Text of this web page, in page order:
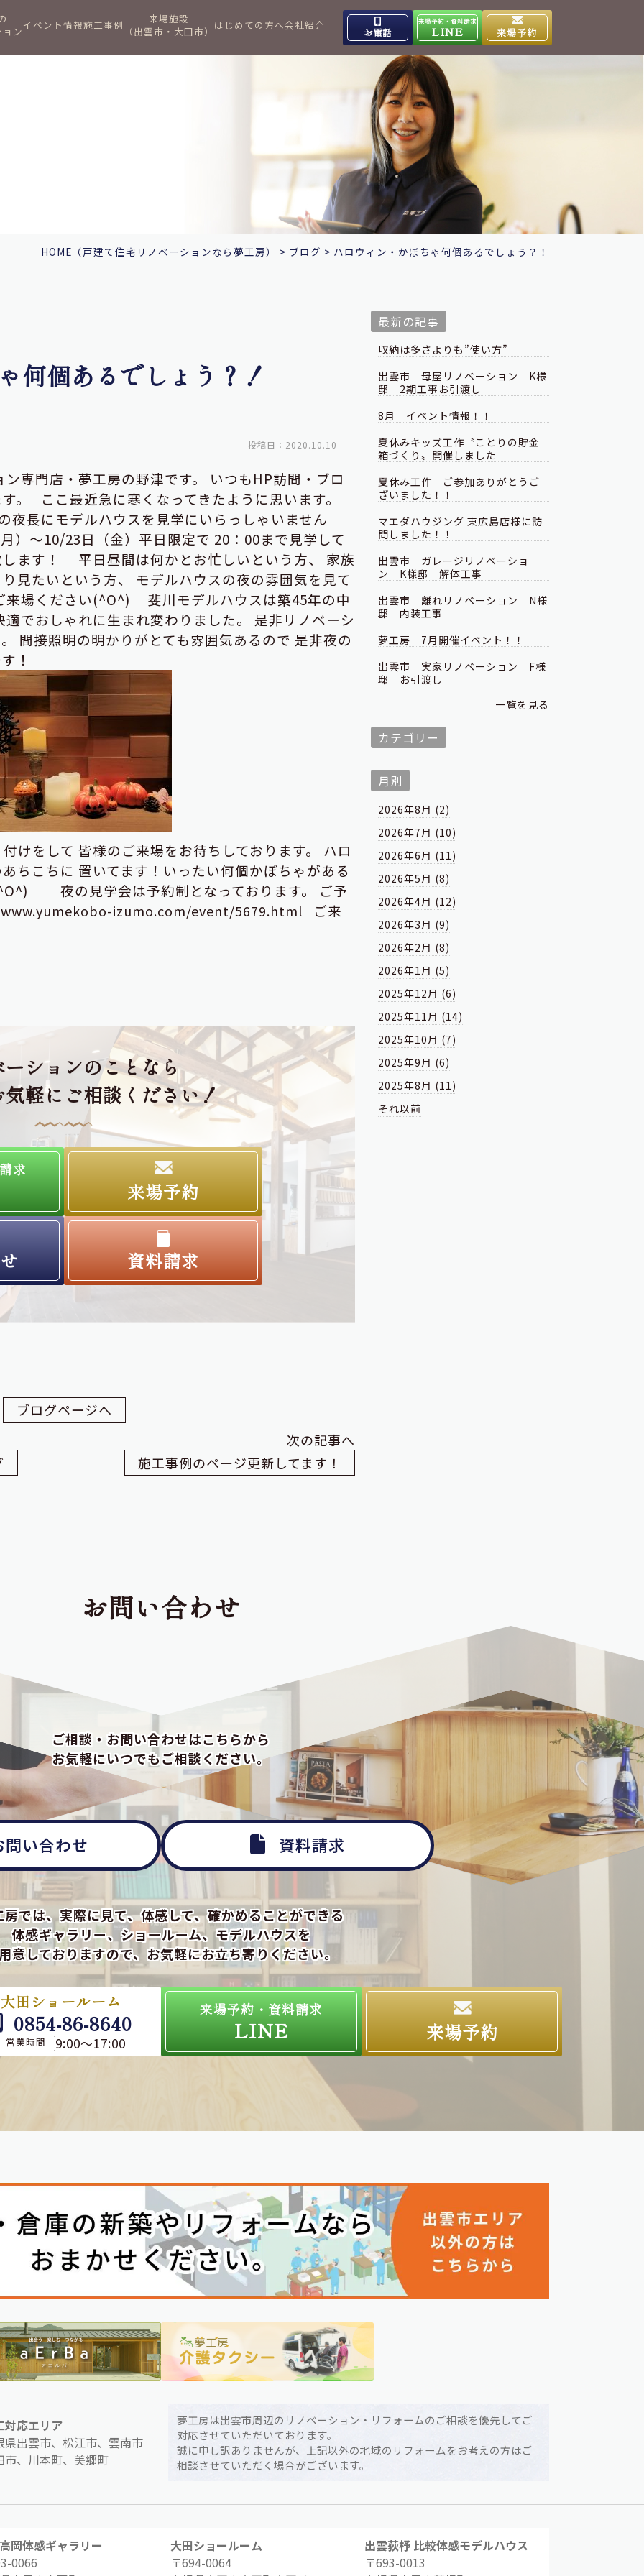
ンイベント情報施工事例
来場施設
（出雲市・大田市） はじめての方へ会社紹介
お電話
出雲高岡体感ギャラリー
0853-31-4133
9:00～17:00
水曜日
大田ショールーム
0854-86-8640
9:00～17:00
定休日 日曜日
来場予約・資料請求
LINE 来場予約
HOME （戸建て住宅リノベーションなら夢工房） > ブログ > ハロウィン・かぼちゃ何個あるでしょう？！
何個あるでしょう？！
投稿日：2020.10.10
専門店・夢工房の野津です。
いつもHP訪問・ブロ
。
ここ最近急に寒くなってきたように思います。
夜長にモデルハウスを見学にいらっしゃいません
）～10/23日（金）平日限定で 20：00まで見学して
ます！
平日昼間は何かとお忙しいという方、
家族
見たいという方、
モデルハウスの夜の雰囲気を見て
来場ください(^O^)
斐川モデルハウスは築45年の中
適でおしゃれに生まれ変わりました。
是非リノベーシ
間接照明の明かりがとても雰囲気あるので 是非夜の
！
けをして 皆様のご来場をお待ちしております。
ハロ
ちこちに 置いてます！いったい何個かぼちゃがある
夜の見学会は予約制となっております。 ご予
izumo.com/event/5679.html ご来
ションのことなら
気軽にご相談ください！
求
来場予約
資料請求
ブログページへ
次の記事へ
施工事例のページ更新してます！
最新の記事
収納は多さよりも”使い方”
出雲市 母屋リノベーション K様
邸 2期工事お引渡し
8月 イベント情報！！
夏休みキッズ工作〝ことりの貯金
箱づくり〟開催しました
夏休み工作 ご参加ありがとうご
ざいました！！
マエダハウジング 東広島店様に訪
問しました！！
出雲市 ガレージリノベーショ
ン K様邸 解体工事
出雲市 離れリノベーション N様
邸 内装工事
夢工房 7月開催イベント！！
出雲市 実家リノベーション F様
邸 お引渡し
一覧を見る
カテゴリー
月別
2026年8月 (2)
2026年7月 (10)
2026年6月 (11)
2026年5月 (8)
2026年4月 (12)
2026年3月 (9)
2026年2月 (8)
2026年1月 (5)
2025年12月 (6)
2025年11月 (14)
2025年10月 (7)
2025年9月 (6)
2025年8月 (11)
それ以前
お問い合わせ
ご相談・お問い合わせはこちらから
お気軽にいつでもご相談ください。
問い合わせ 資料請求
房では、実際に見て、体感して、確かめることができる
体感ギャラリー、ショールーム、モデルハウスを
意しておりますので、お気軽にお立ち寄りください。
大田ショールーム
0854-86-8640
営業時間 9:00～17:00
来場予約・資料請求
LINE 来場予約
対応エリア
県出雲市、松江市、雲南市
市、川本町、美郷町
夢工房は出雲市周辺のリノベーション・リフォームのご相談を優先してご
対応させていただいております。
誠に申し訳ありませんが、上記以外の地域のリフォームをお考えの方はご
相談させていただく場合がございます。
岡体感ギャラリー
0066
大田ショールーム
〒694-0064
出雲荻杼 比較体感モデルハウス
〒693-0013